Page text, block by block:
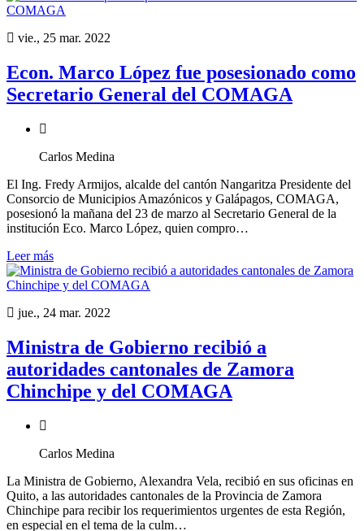
vie., 25 mar. 2022
Econ. Marco López fue posesionado como
Secretario General del COMAGA
Carlos Medina
El Ing. Fredy Armijos, alcalde del cantón Nangaritza Presidente del
Consorcio de Municipios Amazónicos y Galápagos, COMAGA,
posesionó la mañana del 23 de marzo al Secretario General de la
institución Eco. Marco López, quien compro…
Leer más
jue., 24 mar. 2022
Ministra de Gobierno recibió a
autoridades cantonales de Zamora
Chinchipe y del COMAGA
Carlos Medina
La Ministra de Gobierno, Alexandra Vela, recibió en sus oficinas en
Quito, a las autoridades cantonales de la Provincia de Zamora
Chinchipe para recibir los requerimientos urgentes de esta Región,
en especial en el tema de la culm…